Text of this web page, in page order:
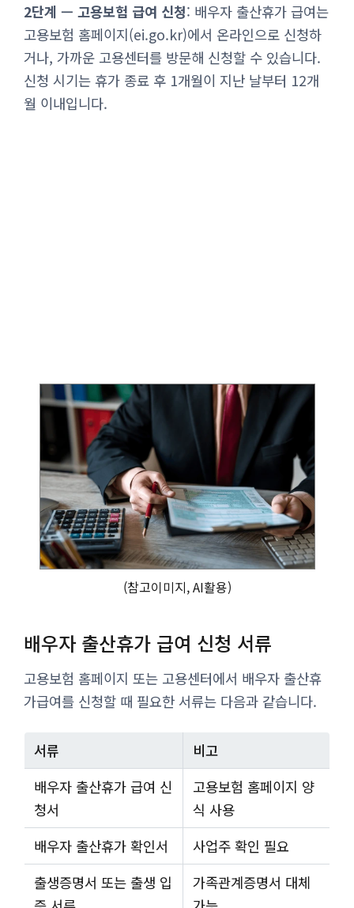
2단계 — 고용보험 급여 신청: 배우자 출산휴가 급여는
고용보험 홈페이지(ei.go.kr)에서 온라인으로 신청하
거나, 가까운 고용센터를 방문해 신청할 수 있습니다.
신청 시기는 휴가 종료 후 1개월이 지난 날부터 12개
월 이내입니다.
(참고이미지, AI활용)
배우자 출산휴가 급여 신청 서류
고용보험 홈페이지 또는 고용센터에서 배우자 출산휴
가급여를 신청할 때 필요한 서류는 다음과 같습니다.
서류
비고
배우자 출산휴가 급여 신
청서
고용보험 홈페이지 양
식 사용
배우자 출산휴가 확인서
사업주 확인 필요
출생증명서 또는 출생 입
가족관계증명서 대체